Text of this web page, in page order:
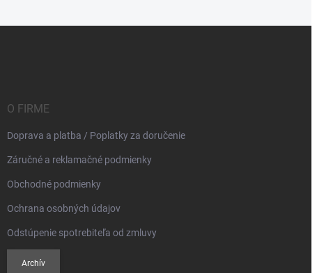
O FIRME
Doprava a platba / Poplatky za doručenie
Záručné a reklamačné podmienky
Obchodné podmienky
Ochrana osobných údajov
Odstúpenie spotrebiteľa od zmluvy
Archív